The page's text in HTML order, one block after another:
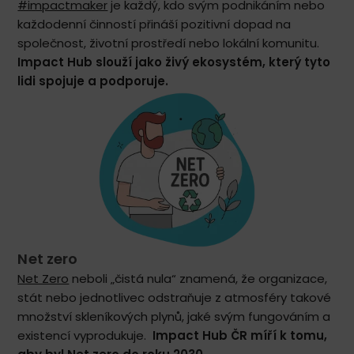
#impactmaker je každý, kdo svým podnikáním nebo
každodenní činností přináší pozitivní dopad na
společnost, životní prostředí nebo lokální komunitu.
Impact Hub slouží jako živý ekosystém, který tyto
lidi spojuje a podporuje.
Net zero
Net Zero neboli „čistá nula“ znamená, že organizace,
stát nebo jednotlivec odstraňuje z atmosféry takové
množství skleníkových plynů, jaké svým fungováním a
existencí vyprodukuje. Impact Hub ČR míří k tomu,